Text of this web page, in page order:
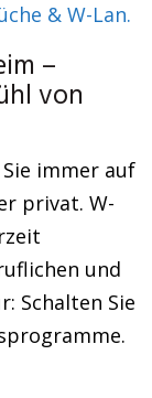
& W-Lan.
–
von
immer auf
privat. W-
und
Schalten Sie